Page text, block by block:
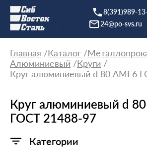
8(391)989-
24@po-svs.ru
Главная Каталог
Алюминиевый
Круги
Круг алюминиевый d 80 АМГ6
Круг алюминиевый d
ГОСТ 21488-97
Категории